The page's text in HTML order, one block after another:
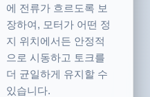
항상 최소 두 상의 코일
에 전류가 흐르도록 보
장하여, 모터가 어떤 정
지 위치에서든 안정적
으로 시동하고 토크를
더 균일하게 유지할 수